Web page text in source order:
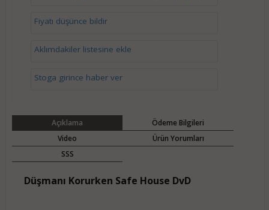
Fiyatı düşünce bildir
Aklımdakiler listesine ekle
Stoga girince haber ver
Açıklama
Ödeme Bilgileri
Video
Ürün Yorumları
SSS
Düşmanı Korurken Safe House DvD